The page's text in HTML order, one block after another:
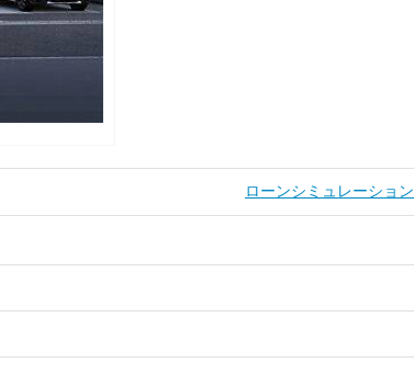
ローンシミュレーション